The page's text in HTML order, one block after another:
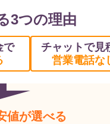
3つの理由
で
チャットで見
営業電話な
値が選べる